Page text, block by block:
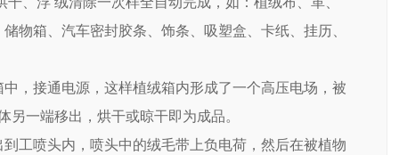
物箱、汽车密封胶条、饰条、吸塑盒、卡纸、挂历、
，接通电源，这样植绒箱内形成了一个高压电场，被
一端移出，烘干或晾干即为成品。
工喷头内，喷头中的绒毛带上负电荷，然后在被植物